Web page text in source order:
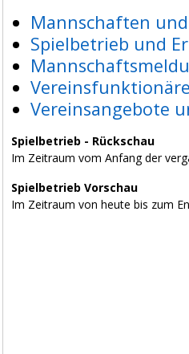
Mannschaften
Spielbetrieb und
Vereinsangebote
Spielbetrieb - Rückschau
Im Zeitraum vom Anfang der
Spielbetrieb Vorschau
Im Zeitraum von heute bis zum